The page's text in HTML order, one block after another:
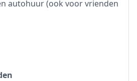
autohuur (ook voor vrienden